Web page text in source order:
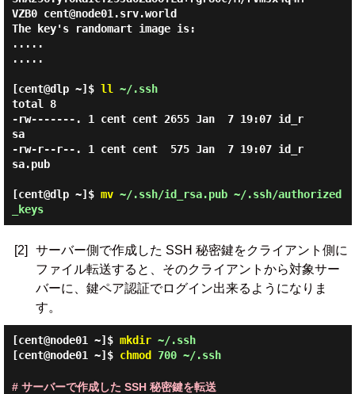
VZB0 cent@node01.srv.world
The key's randomart image is:
.....
.....
[cent@dlp ~]$ ll ~/.ssh
total 8
-rw-------. 1 cent cent 2655 Jan  7 19:07 id_r
sa
-rw-r--r--. 1 cent cent  575 Jan  7 19:07 id_r
sa.pub
[cent@dlp ~]$ mv~/.ssh/id_rsa.pub ~/.ssh/authorized
_keys
[2]
サーバー側で作成した SSH 秘密鍵をクライアント側に
ファイル転送すると、そのクライアントから対象サー
バーに、鍵ペア認証でログイン出来るようになりま
す。
[cent@node01 ~]$ mkdir~/.ssh
[cent@node01 ~]$ chmod 700 ~/.ssh
# サーバーで作成した SSH 秘密鍵を転送